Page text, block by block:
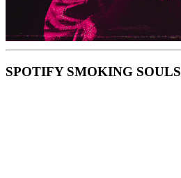
SPOTIFY SMOKING SOULS